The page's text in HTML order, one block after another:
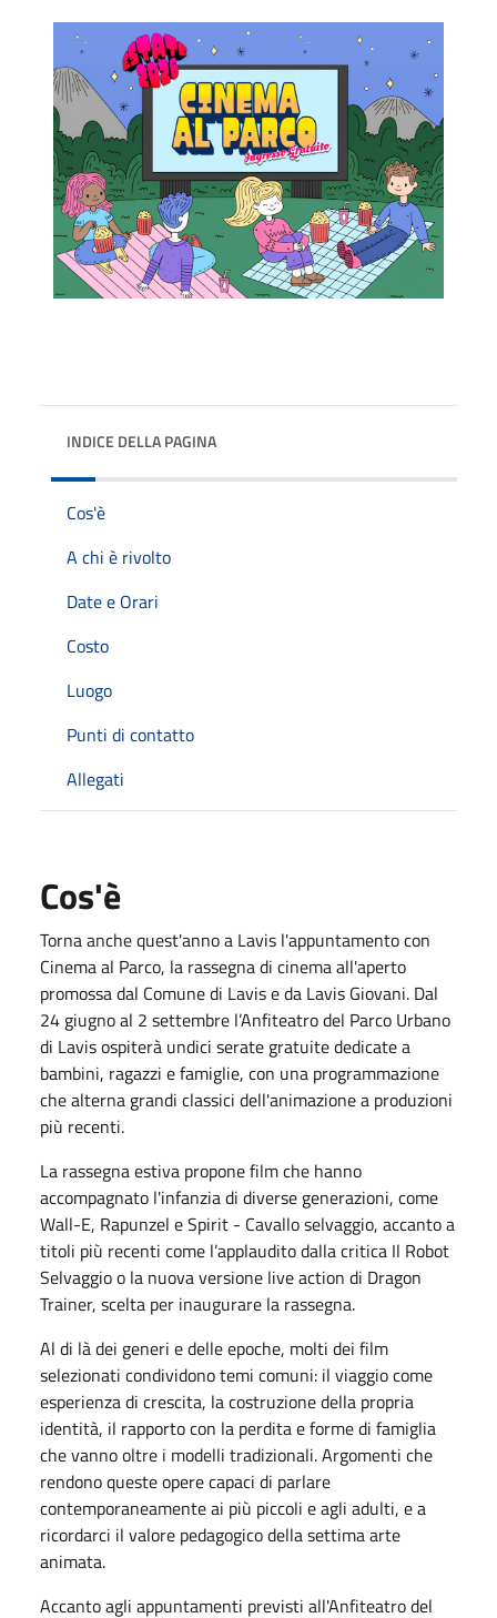
INDICE DELLA PAGINA
Cos'è
A chi è rivolto
Date e Orari
Costo
Luogo
Punti di contatto
Allegati
Cos'è
Torna anche quest'anno a Lavis l'appuntamento con
Cinema al Parco, la rassegna di cinema all'aperto
promossa dal Comune di Lavis e da Lavis Giovani. Dal
24 giugno al 2 settembre l’Anfiteatro del Parco Urbano
di Lavis ospiterà undici serate gratuite dedicate a
bambini, ragazzi e famiglie, con una programmazione
che alterna grandi classici dell'animazione a produzioni
più recenti.
La rassegna estiva propone film che hanno
accompagnato l'infanzia di diverse generazioni, come
Wall-E, Rapunzel e Spirit - Cavallo selvaggio, accanto a
titoli più recenti come l’applaudito dalla critica Il Robot
Selvaggio o la nuova versione live action di Dragon
Trainer, scelta per inaugurare la rassegna.
Al di là dei generi e delle epoche, molti dei film
selezionati condividono temi comuni: il viaggio come
esperienza di crescita, la costruzione della propria
identità, il rapporto con la perdita e forme di famiglia
che vanno oltre i modelli tradizionali. Argomenti che
rendono queste opere capaci di parlare
contemporaneamente ai più piccoli e agli adulti, e a
ricordarci il valore pedagogico della settima arte
animata.
Accanto agli appuntamenti previsti all'Anfiteatro del